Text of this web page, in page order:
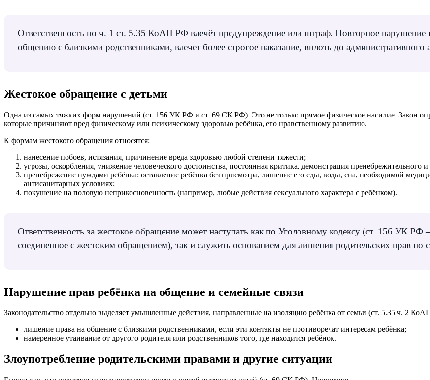
Ответственность по ч. 1 ст. 5.35 КоАП РФ влечёт предупреждение или штраф. Повторное нарушение
общению с близкими родственниками, влечет более строгое наказание, вплоть до административного
Жестокое обращение с детьми
Одна из самых тяжких форм нарушений (ст. 156 УК РФ и ст. 69 СК РФ). Это не только прямое физическое насилие. Закон
которые причиняют вред физическому или психическому здоровью ребёнка, его нравственному развитию.
К формам жестокого обращения относятся:
нанесение побоев, истязания, причинение вреда здоровью любой степени тяжести;
угрозы, оскорбления, унижение человеческого достоинства, постоянная критика, демонстрация пренебрежительного
пренебрежение нуждами ребёнка: оставление ребёнка без присмотра, лишение его еды, воды, сна, необходимой
антисанитарных условиях;
покушение на половую неприкосновенность (например, любые действия сексуального характера с ребёнком).
Ответственность за жестокое обращение может наступать как по Уголовному кодексу (ст. 156 УК
соединенное с жестоким обращением), так и служить основанием для лишения родительских прав
Нарушение прав ребёнка на общение и семейные связи
Законодательство отдельно выделяет умышленные действия, направленные на изоляцию ребёнка от семьи (ст. 5.35 ч. 2
лишение права на общение с близкими родственниками, если эти контакты не противоречат интересам ребёнка;
намеренное утаивание от другого родителя или родственников того, где находится ребёнок.
Злоупотребление родительскими правами и другие ситуации